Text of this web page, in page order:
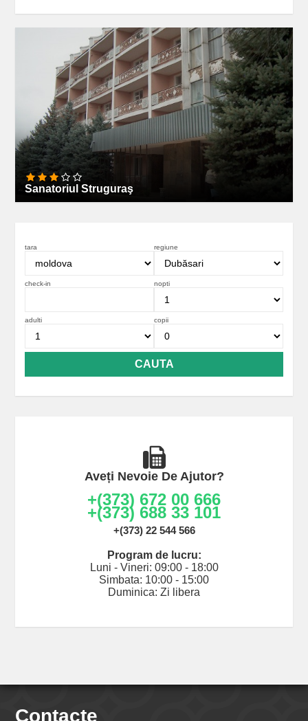
Sanatoriul Struguraş
tara regiune
check-in nopti
adulti copii
Aveți Nevoie De Ajutor?
+(373) 672 00 666
+(373) 688 33 101
+(373) 22 544 566
Program de lucru:
Luni - Vineri: 09:00 - 18:00
Simbata: 10:00 - 15:00
Duminica: Zi libera
Contacte